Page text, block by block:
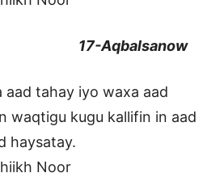
aad tahay iyo waxa aad
waqtigu kugu kallifin in aad
haysatay.
Noor